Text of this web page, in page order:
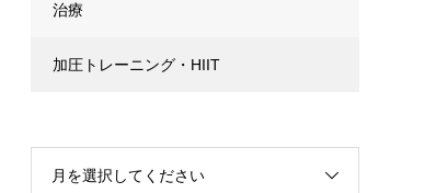
治療
加圧トレーニング・HIIT
月を選択してください